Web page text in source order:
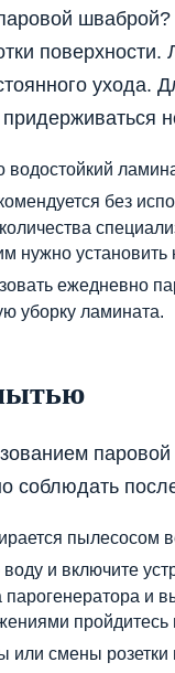
шваброй?
ухода.
водостойкий
без
нужно
ежедневно
уборку ламината.
соблюдать
пылесосом
и включите
и
пройдитесь
или смены розетки